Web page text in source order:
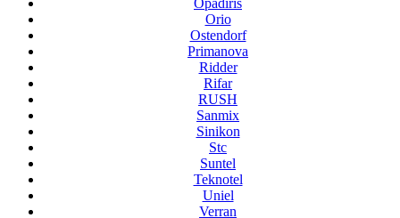
Opadiris
Orio
Ostendorf
Primanova
Ridder
Rifar
RUSH
Sanmix
Sinikon
Stc
Suntel
Teknotel
Uniel
Verran